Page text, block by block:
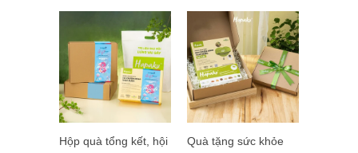
Hộp quà tổng kết, hội
Quà tặng sức khỏe